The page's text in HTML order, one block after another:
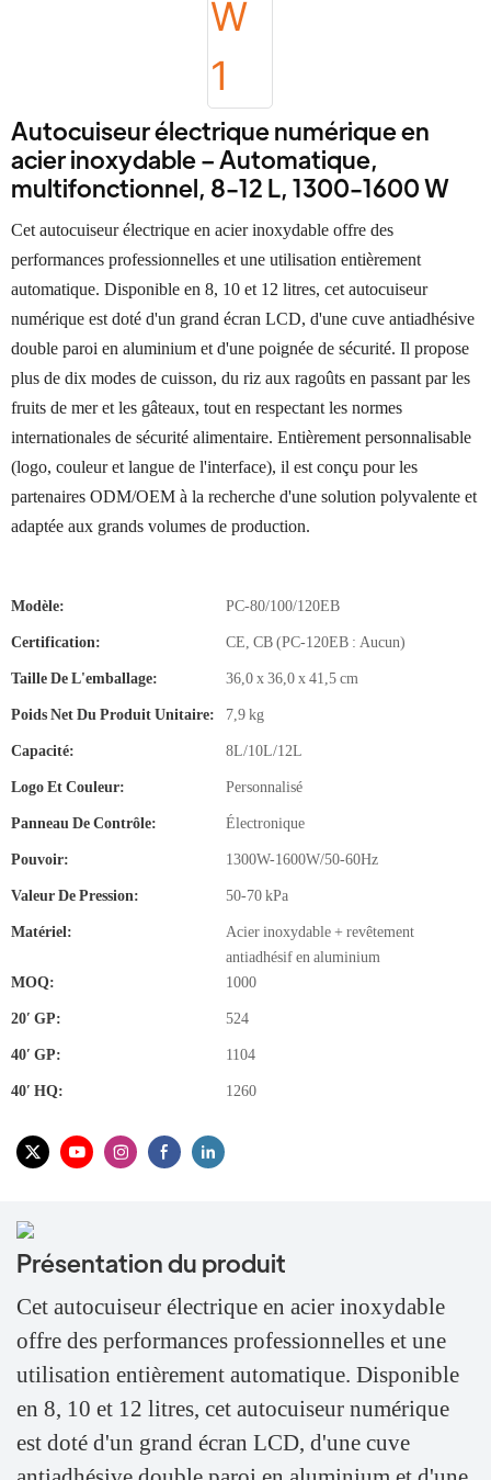
Autocuiseur électrique numérique en
acier inoxydable – Automatique,
multifonctionnel, 8-12 L, 1300-1600 W
Cet autocuiseur électrique en acier inoxydable offre des
performances professionnelles et une utilisation entièrement
automatique. Disponible en 8, 10 et 12 litres, cet autocuiseur
numérique est doté d'un grand écran LCD, d'une cuve antiadhésive
double paroi en aluminium et d'une poignée de sécurité. Il propose
plus de dix modes de cuisson, du riz aux ragoûts en passant par les
fruits de mer et les gâteaux, tout en respectant les normes
internationales de sécurité alimentaire. Entièrement personnalisable
(logo, couleur et langue de l'interface), il est conçu pour les
partenaires ODM/OEM à la recherche d'une solution polyvalente et
adaptée aux grands volumes de production.
Modèle: PC-80/100/120EB
Certification: CE, CB (PC-120EB : Aucun)
Taille De L'emballage: 36,0 x 36,0 x 41,5 cm
Poids Net Du Produit Unitaire: 7,9 kg
Capacité: 8L/10L/12L
Logo Et Couleur: Personnalisé
Panneau De Contrôle: Électronique
Pouvoir: 1300W-1600W/50-60Hz
Valeur De Pression: 50-70 kPa
Matériel:
Acier inoxydable + revêtement
antiadhésif en aluminium
MOQ:
1000
20′ GP: 524
40′ GP: 1104
40′ HQ: 1260
Présentation du produit
Cet autocuiseur électrique en acier inoxydable
offre des performances professionnelles et une
utilisation entièrement automatique. Disponible
en 8, 10 et 12 litres, cet autocuiseur numérique
est doté d'un grand écran LCD, d'une cuve